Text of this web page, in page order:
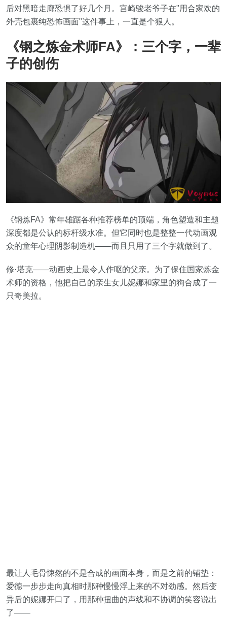
后对黑暗走廊恐惧了好几个月。宫崎骏老爷子在"用合家欢的
外壳包裹纯恐怖画面"这件事上，一直是个狠人。
《钢之炼金术师FA》：三个字，一辈
子的创伤
《钢炼FA》常年雄踞各种推荐榜单的顶端，角色塑造和主题
深度都是公认的标杆级水准。但它同时也是整整一代动画观
众的童年心理阴影制造机——而且只用了三个字就做到了。
修·塔克——动画史上最令人作呕的父亲。为了保住国家炼金
术师的资格，他把自己的亲生女儿妮娜和家里的狗合成了一
只奇美拉。
最让人毛骨悚然的不是合成的画面本身，而是之前的铺垫：
爱德一步步走向真相时那种慢慢浮上来的不对劲感。然后变
异后的妮娜开口了，用那种扭曲的声线和不协调的笑容说出
了——